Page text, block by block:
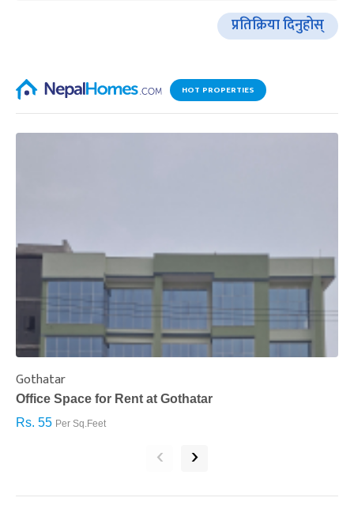
प्रतिक्रिया दिनुहोस्
HOT PROPERTIES
Gothatar
Office Space for Rent at Gothatar
Rs. 55 Per Sq.Feet
‹ ›